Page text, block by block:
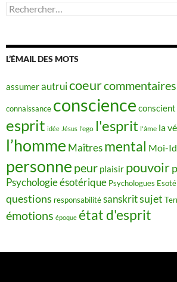
Rechercher :
L’ÉMAIL DES MOTS
assumerautruicoeurcommentaires
connaissance conscience conscient
esprit idée Jésus l'ego l'esprit l'âme la
l’homme Maîtres mental Moi-
personne peur plaisir pouvoir
Psychologie ésotérique Psychologues
questions responsabilitésanskritsujet
émotions époque état d'esprit